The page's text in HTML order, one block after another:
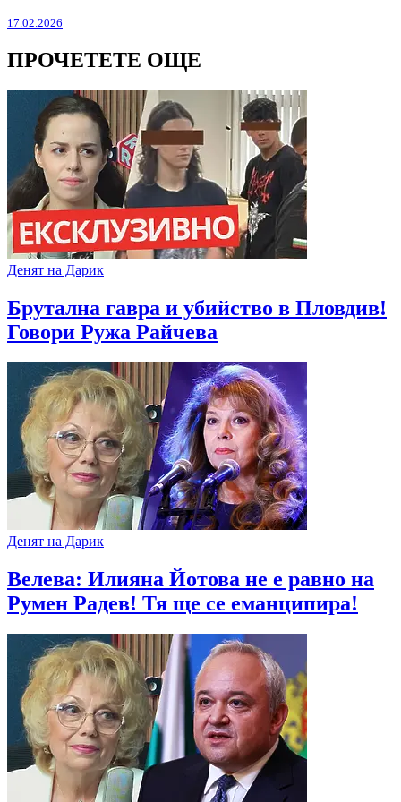
17.02.2026
ПРОЧЕТЕТЕ ОЩЕ
Денят на Дарик
Брутална гавра и убийство в Пловдив!
Говори Ружа Райчева
Денят на Дарик
Велева: Илияна Йотова не е равно на
Румен Радев! Тя ще се еманципира!